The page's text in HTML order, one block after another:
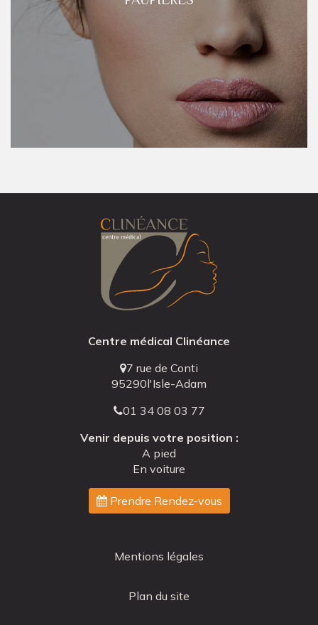
Centre médical Clinéance
7 rue de Conti
95290l'Isle-Adam
01 34 08 03 77
Venir depuis votre position :
A pied
En voiture
Prendre Rendez-vous
Navigation
secondaire
Mentions légales
Plan du site